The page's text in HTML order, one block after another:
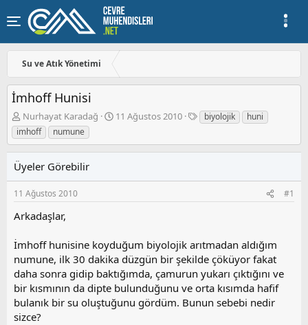
Su ve Atık Yönetimi
İmhoff Hunisi
K
o
n
u
y
u
b
a
ş
t
a
n
Nurhayat Karadağ
B
l
ı
r
i
h
i
11 Ağustos 2010
E
t
k
e
biyolojik
huni
imhoff
numune
Üyeler Görebilir
11 Ağustos 2010 #1
Arkadaşlar,
İmhoff hunisine koyduğum biyolojik arıtmadan aldığım
numune, ilk 30 dakika düzgün bir şekilde çöküyor fakat
daha sonra gidip baktığımda, çamurun yukarı çıktığını ve
bir kısmının da dipte bulunduğunu ve orta kısımda hafif
bulanık bir su oluştuğunu gördüm. Bunun sebebi nedir
sizce?